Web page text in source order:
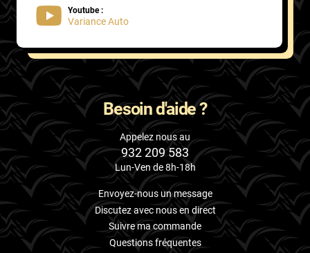
Youtube :
Variance Auto
Besoin d'aide ?
Appelez nous au
932 209 583
Lun-Ven de 8h-18h
Envoyez-nous un message
Discutez avec nous en direct
Suivre ma commande
Questions fréquentes